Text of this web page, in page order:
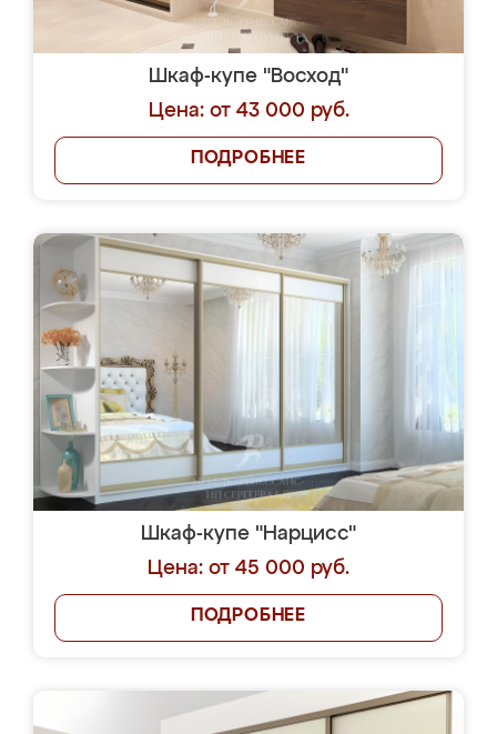
Шкаф-купе "Восход"
Цена: от 43 000 руб.
ПОДРОБНЕЕ
Шкаф-купе "Нарцисс"
Цена: от 45 000 руб.
ПОДРОБНЕЕ